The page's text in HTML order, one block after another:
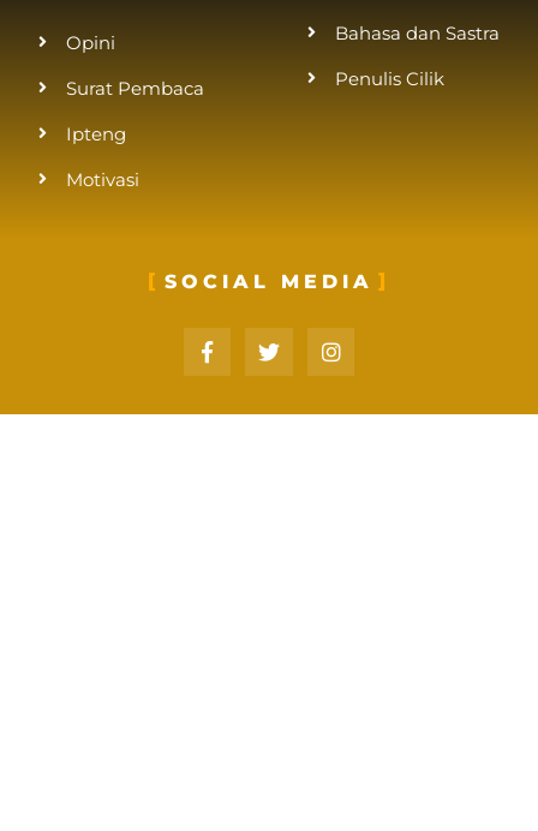
Opini
Surat Pembaca
Ipteng
Motivasi
Bahasa dan Sastra
Penulis Cilik
SOCIAL MEDIA